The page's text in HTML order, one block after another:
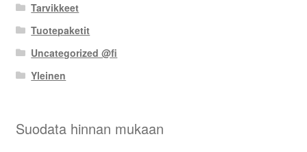
Tarvikkeet
Tuotepaketit
Uncategorized @fi
Yleinen
Suodata hinnan mukaan